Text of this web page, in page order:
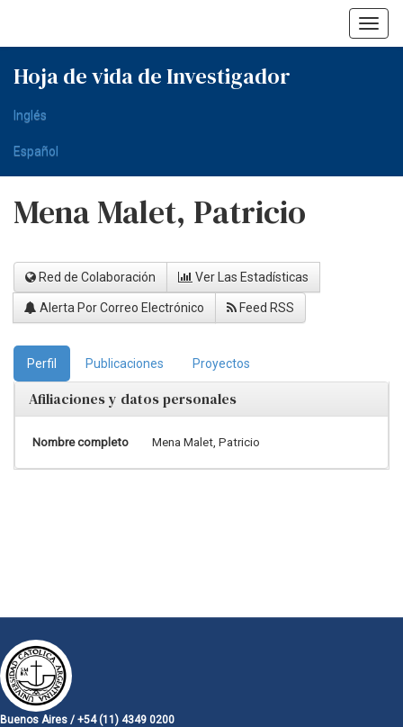
Hoja de vida de Investigador
Inglés
Español
Mena Malet, Patricio
Red de Colaboración Ver Las Estadísticas
Alerta Por Correo Electrónico Feed RSS
Perfil Publicaciones Proyectos
Afiliaciones y datos personales
Nombre completo Mena Malet, Patricio
Buenos Aires / +54 (11) 4349 0200